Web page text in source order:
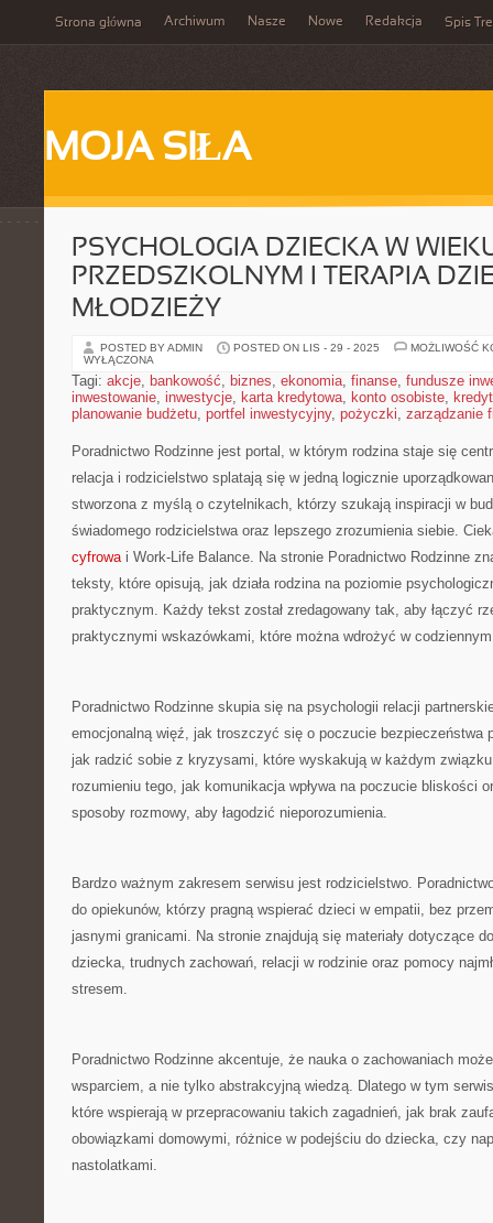
Strona główna Archiwum Nasze Nowe Redakcja Spis
MOJA SIŁA
PSYCHOLOGIA DZIECKA W
PRZEDSZKOLNYM I TERAPIA
MŁODZIEŻY
POSTED BY ADMIN POSTED ON LIS - 29 - 2025
MOŻLIWOŚĆ
WYŁĄCZONA
Tagi: akcje, bankowość, biznes, ekonomia, finanse, fundusze
inwestowanie, inwestycje, karta kredytowa, konto osobiste,
planowanie budżetu, portfel inwestycyjny, pożyczki, zarządzanie
Poradnictwo Rodzinne jest portal, w którym rodzina staje się
relacja i rodzicielstwo splatają się w jedną logicznie
stworzona z myślą o czytelnikach, którzy szukają inspiracji w
świadomego rodzicielstwa oraz lepszego zrozumienia siebie.
cyfrowai Work-Life Balance. Na stronie Poradnictwo Rodzinne
teksty, które opisują, jak działa rodzina na poziomie
praktycznym. Każdy tekst został zredagowany tak, aby łączyć
praktycznymi wskazówkami, które można wdrożyć w
Poradnictwo Rodzinne skupia się na psychologii relacji
emocjonalną więź, jak troszczyć się o poczucie bezpieczeństwa
jak radzić sobie z kryzysami, które wyskakują w każdym
rozumieniu tego, jak komunikacja wpływa na poczucie bliskości
sposoby rozmowy, aby łagodzić nieporozumienia.
Bardzo ważnym zakresem serwisu jest rodzicielstwo.
do opiekunów, którzy pragną wspierać dzieci w empatii, bez
jasnymi granicami. Na stronie znajdują się materiały dotyczące
dziecka, trudnych zachowań, relacji w rodzinie oraz pomocy
stresem.
Poradnictwo Rodzinne akcentuje, że nauka o zachowaniach
wsparciem, a nie tylko abstrakcyjną wiedzą. Dlatego w tym
które wspierają w przepracowaniu takich zagadnień, jak brak
obowiązkami domowymi, różnice w podejściu do dziecka, czy
nastolatkami.